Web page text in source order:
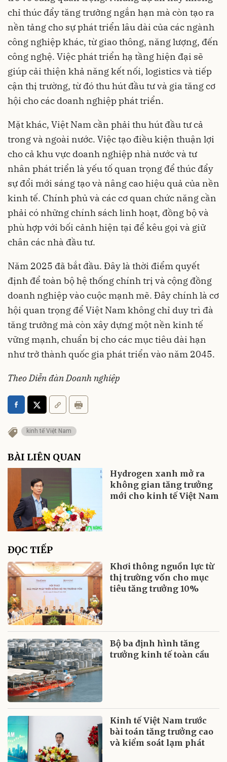
chỉ thúc đẩy tăng trưởng ngắn hạn mà còn tạo ra
nền tảng cho sự phát triển lâu dài của các ngành
công nghiệp khác, từ giao thông, năng lượng, đến
công nghệ. Việc phát triển hạ tầng hiện đại sẽ
giúp cải thiện khả năng kết nối, logistics và tiếp
cận thị trường, từ đó thu hút đầu tư và gia tăng cơ
hội cho các doanh nghiệp phát triển.
Mặt khác, Việt Nam cần phải thu hút đầu tư cả
trong và ngoài nước. Việc tạo điều kiện thuận lợi
cho cả khu vực doanh nghiệp nhà nước và tư
nhân phát triển là yếu tố quan trọng để thúc đẩy
sự đổi mới sáng tạo và nâng cao hiệu quả của nền
kinh tế. Chính phủ và các cơ quan chức năng cần
phải có những chính sách linh hoạt, đồng bộ và
phù hợp với bối cảnh hiện tại để kêu gọi và giữ
chân các nhà đầu tư.
Năm 2025 đã bắt đầu. Đây là thời điểm quyết
định để toàn bộ hệ thống chính trị và cộng đồng
doanh nghiệp vào cuộc mạnh mẽ. Đây chính là cơ
hội quan trọng để Việt Nam không chỉ duy trì đà
tăng trưởng mà còn xây dựng một nền kinh tế
vững mạnh, chuẩn bị cho các mục tiêu dài hạn
như trở thành quốc gia phát triển vào năm 2045.
Theo Diễn đàn Doanh nghiệp
kinh tế Việt Nam
BÀI LIÊN QUAN
Hydrogen xanh mở ra
không gian tăng trưởng
mới cho kinh tế Việt Nam
ĐỌC TIẾP
Khơi thông nguồn lực từ
thị trường vốn cho mục
tiêu tăng trưởng 10%
Bộ ba định hình tăng
trưởng kinh tế toàn cầu
Kinh tế Việt Nam trước
bài toán tăng trưởng cao
và kiểm soát lạm phát